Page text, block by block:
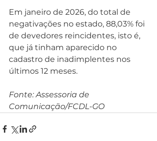
Em janeiro de 2026, do total de
negativações no estado, 88,03% foi
de devedores reincidentes, isto é,
que já tinham aparecido no
cadastro de inadimplentes nos
últimos 12 meses.
Fonte: Assessoria de
Comunicação/FCDL-GO